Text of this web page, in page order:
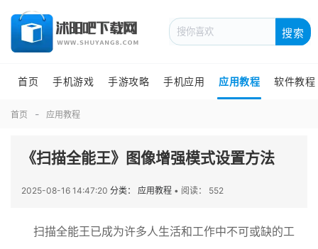
搜索
首页 手机游戏 手游攻略 手机应用 应用教程 软件教程
首页 应用教程
《扫描全能王》图像增强模式设置方法
2025-08-16 14:47:20 分类： 应用教程 • 阅读： 552
扫描全能王已成为许多人生活和工作中不可或缺的工